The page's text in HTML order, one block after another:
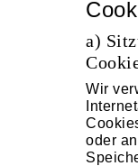
a)
Wir
oder